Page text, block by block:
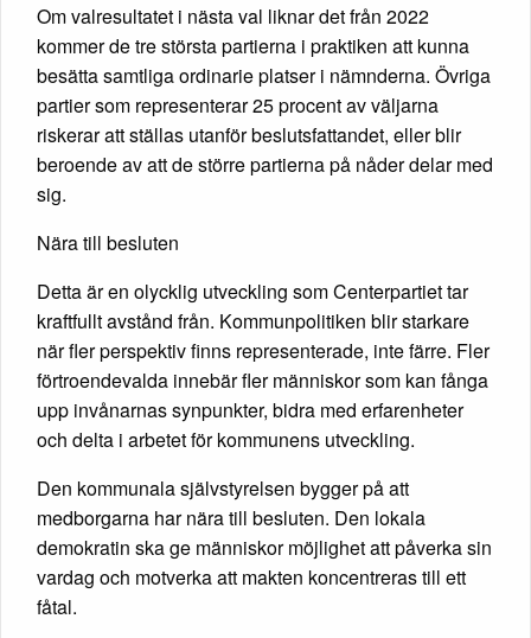
Om valresultatet i nästa val liknar det från 2022
kommer de tre största partierna i praktiken att kunna
besätta samtliga ordinarie platser i nämnderna. Övriga
partier som representerar 25 procent av väljarna
riskerar att ställas utanför beslutsfattandet, eller blir
beroende av att de större partierna på nåder delar med
sig.
Nära till besluten
Detta är en olycklig utveckling som Centerpartiet tar
kraftfullt avstånd från. Kommunpolitiken blir starkare
när fler perspektiv finns representerade, inte färre. Fler
förtroendevalda innebär fler människor som kan fånga
upp invånarnas synpunkter, bidra med erfarenheter
och delta i arbetet för kommunens utveckling.
Den kommunala självstyrelsen bygger på att
medborgarna har nära till besluten. Den lokala
demokratin ska ge människor möjlighet att påverka sin
vardag och motverka att makten koncentreras till ett
fåtal.